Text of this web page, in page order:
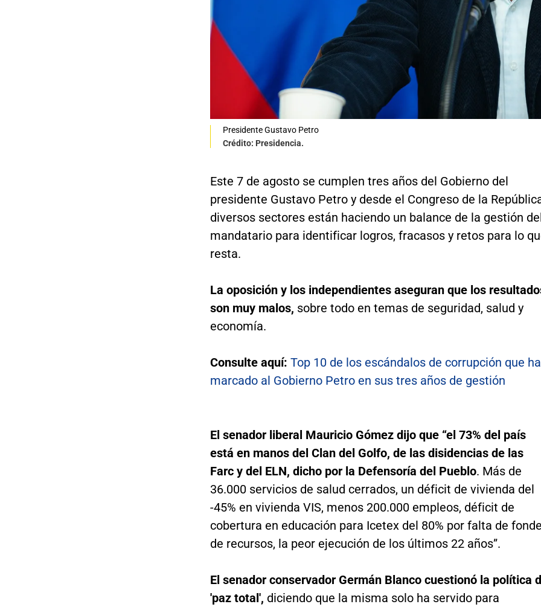
Presidente Gustavo Petro
Crédito: Presidencia.
Este 7 de agosto se cumplen tres años del Gobierno del
presidente Gustavo Petro y desde el Congreso de la
diversos sectores están haciendo un balance de la gestión
mandatario para identificar logros, fracasos y retos para lo
resta.
La oposición y los independientes aseguran que los
son muy malos, sobre todo en temas de seguridad, salud y
economía.
Consulte aquí: Top 10 de los escándalos de corrupción que
marcado al Gobierno Petro en sus tres años de gestión
El senador liberal Mauricio Gómez dijo que “el 73% del país
está en manos del Clan del Golfo, de las disidencias de las
Farc y del ELN, dicho por la Defensoría del Pueblo. Más de
36.000 servicios de salud cerrados, un déficit de vivienda del
-45% en vivienda VIS, menos 200.000 empleos, déficit de
cobertura en educación para Icetex del 80% por falta de
de recursos, la peor ejecución de los últimos 22 años”.
El senador conservador Germán Blanco cuestionó la política
'paz total', diciendo que la misma solo ha servido para